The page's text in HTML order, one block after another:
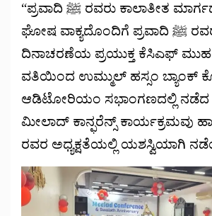
“ಪ್ರವಾದಿ ﷺ ರವರು ಕಾಲಾತೀತ ಮಾರ್ಗದರ್ಶಿ” ಎಂಬ
ಘೋಷ ವಾಕ್ಯದೊಂದಿಗೆ ಪ್ರವಾದಿ ﷺ ರವರ 1500 ನೇ ಜನ್ಮ
ದಿನಾಚರಣೆಯ ಪ್ರಯುಕ್ತ ಕೆಸಿಎಫ್
ವತಿಯಿಂದ ಉಮ್ಮುಲ್ ಹಸ್ಸಂ ಬ್ಯಾಂಕ್
ಆಡಿಟೋರಿಯಂ ಸಭಾಂಗಣದಲ್ಲಿ ನಡೆದ
ಮೀಲಾದ್ ಕಾನ್ಫರೆನ್ಸ್ ಕಾರ್ಯಕ್ರಮವು
ರವರ ಅಧ್ಯಕ್ಷತೆಯಲ್ಲಿ ಯಶಸ್ವಿಯಾಗಿ